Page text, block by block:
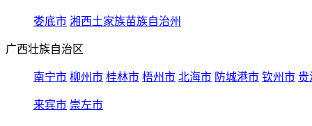
娄底市 湘西土家族苗族自治州
广西壮族自治区
南宁市 柳州市 桂林市 梧州市 北海市 防城港市 钦州市 贵
来宾市 崇左市